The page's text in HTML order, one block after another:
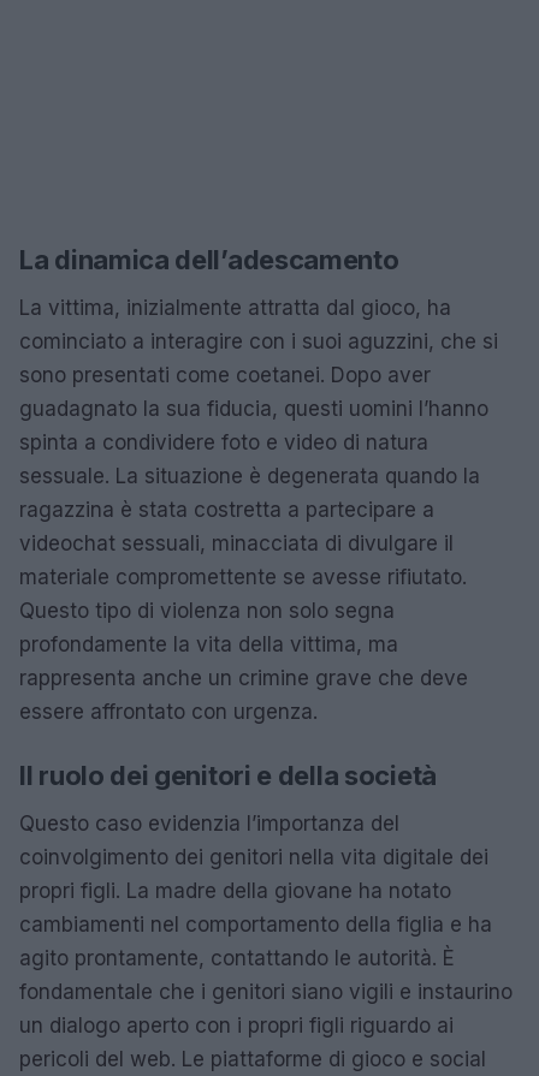
La dinamica dell’adescamento
La vittima, inizialmente attratta dal gioco, ha
cominciato a interagire con i suoi aguzzini, che si
sono presentati come coetanei. Dopo aver
guadagnato la sua fiducia, questi uomini l’hanno
spinta a condividere foto e video di natura
sessuale. La situazione è degenerata quando la
ragazzina è stata costretta a partecipare a
videochat sessuali, minacciata di divulgare il
materiale compromettente se avesse rifiutato.
Questo tipo di violenza non solo segna
profondamente la vita della vittima, ma
rappresenta anche un crimine grave che deve
essere affrontato con urgenza.
Il ruolo dei genitori e della società
Questo caso evidenzia l’importanza del
coinvolgimento dei genitori nella vita digitale dei
propri figli. La madre della giovane ha notato
cambiamenti nel comportamento della figlia e ha
agito prontamente, contattando le autorità. È
fondamentale che i genitori siano vigili e instaurino
un dialogo aperto con i propri figli riguardo ai
pericoli del web. Le piattaforme di gioco e social